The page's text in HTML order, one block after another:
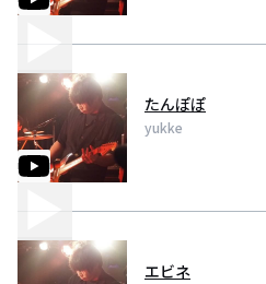
たんぽぽ
yukke
エビネ